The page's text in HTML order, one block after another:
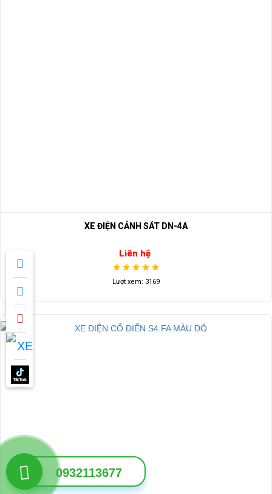
XE ĐIỆN CẢNH SÁT DN-4A
Liên hệ
Lượt xem: 3169
0932113677